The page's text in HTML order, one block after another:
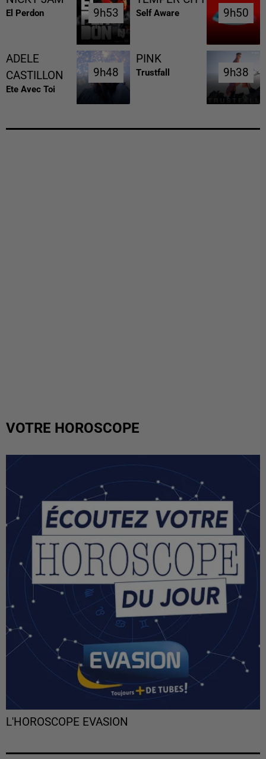
El Perdon 9h53
9h53 Self Aware 9h50
9h50
ADELE
CASTILLON
Ete Avec Toi
9h48
9h48
PINK
Trustfall 9h38
9h38
VOTRE HOROSCOPE
L'HOROSCOPE EVASION